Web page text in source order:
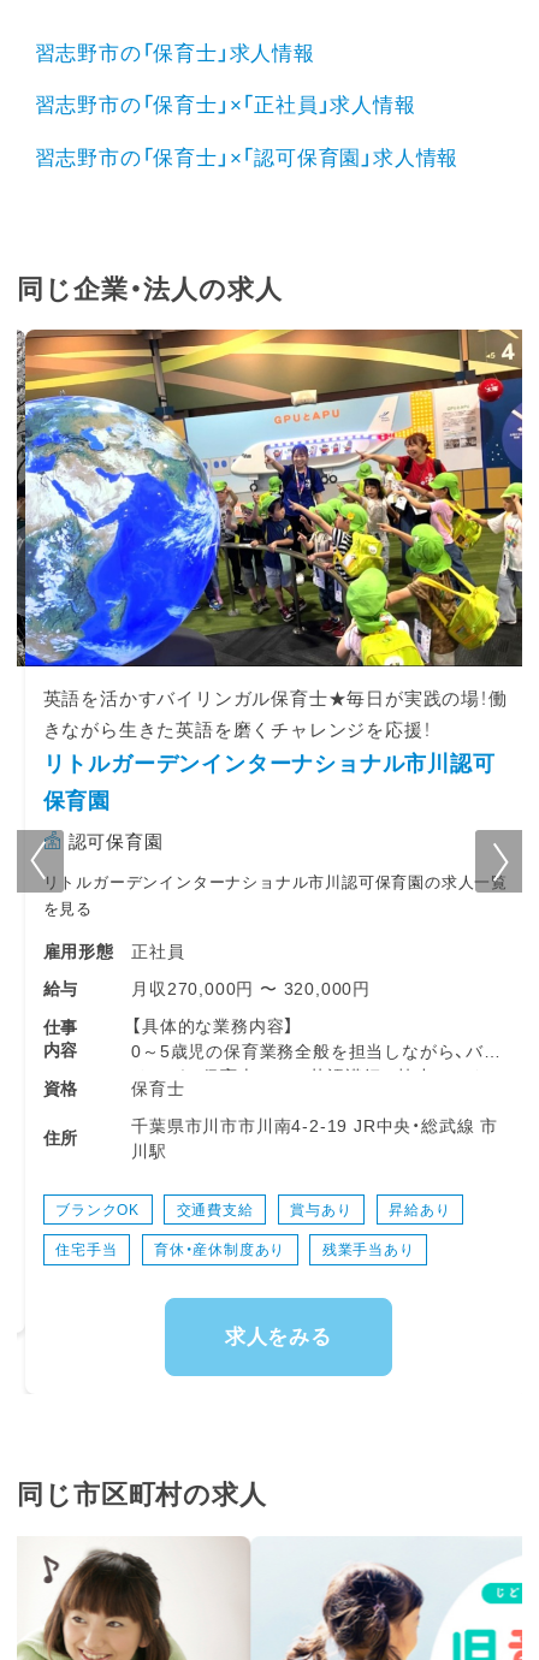
習志野市の「保育士」求人情報
習志野市の「保育士」×「正社員」求人情報
習志野市の「保育士」×「認可保育園」求人情報
同じ企業・法人の求人
英語を活かすバイリンガル保育士★毎日が実践の場！働
きながら生きた英語を磨くチャレンジを応援！
リトルガーデンインターナショナル市川認可
保育園
認可保育園
リトルガーデンインターナショナル市川認可保育園の求人一覧
を見る
雇用形態
正社員
給与
月収270,000円 〜 320,000円
仕事
内容
【具体的な業務内容】
0～5歳児の保育業務全般を担当しながら、バイ
リンガル保育士として英語講師と協力してクラ
スを運営します。
●クラス運営: 0～5歳児クラスの担任業務、在
行います。
●英語でのコミュニケーション: 歌や挨拶など
日常の中に英語の「エッセンス」を自然に取り
作ります。
●チーム連携: 日本人スタッフと外国人講師の
●保護者対応: 外国人保護者への英語による園
務。
資格 保育士
住所
千葉県市川市市川南4-2-19 JR中央・総武線 市
川駅
ブランクOK 交通費支給 賞与あり 昇給あり
住宅手当 育休・産休制度あり 残業手当あり
求人をみる
同じ市区町村の求人